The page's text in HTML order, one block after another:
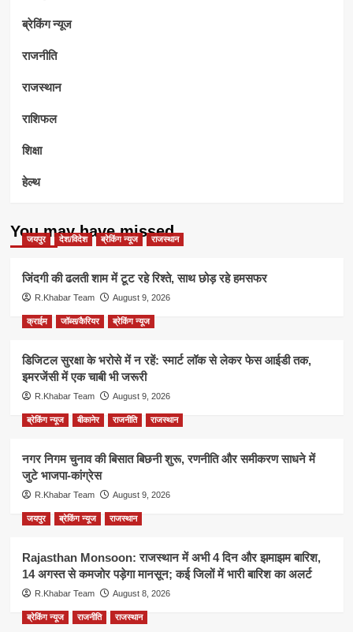
ब्रेकिंग न्यूज
राजनीति
राजस्थान
राशिफल
शिक्षा
हेल्थ
You may have missed
जयपुर देश/विदेश ब्रेकिंग न्यूज राजस्थान
जिंदगी की ढलती शाम में टूट रहे रिश्ते, साथ छोड़ रहे हमसफर
R.Khabar Team August 9, 2026
क्राईम जॉब्स/कैरियर ब्रेकिंग न्यूज
डिजिटल सुरक्षा के भरोसे में न रहें: स्मार्ट लॉक से लेकर फेस आईडी तक,
इमरजेंसी में एक चाबी भी जरूरी
R.Khabar Team August 9, 2026
ब्रेकिंग न्यूज बीकानेर राजनीति राजस्थान
नगर निगम चुनाव की बिसात बिछनी शुरू, रणनीति और समीकरण साधने में
जुटे भाजपा-कांग्रेस
R.Khabar Team August 9, 2026
जयपुर ब्रेकिंग न्यूज राजस्थान
Rajasthan Monsoon: राजस्थान में अभी 4 दिन और झमाझम बारिश,
14 अगस्त से कमजोर पड़ेगा मानसून; कई जिलों में भारी बारिश का अलर्ट
R.Khabar Team August 8, 2026
ब्रेकिंग न्यूज राजनीति राजस्थान